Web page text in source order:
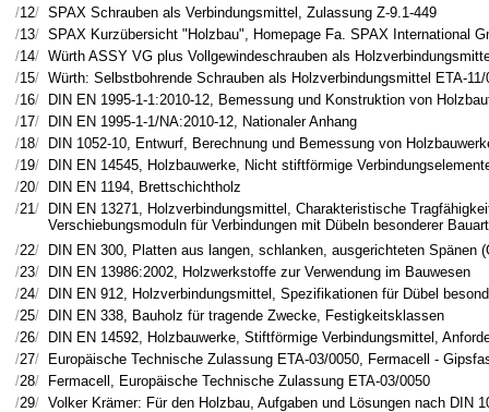
/12/ SPAX Schrauben als Verbindungsmittel, Zulassung Z-9.1-449
/13/ SPAX Kurzübersicht "Holzbau", Homepage Fa. SPAX International
/14/ Würth ASSY VG plus Vollgewindeschrauben als
/15/ Würth: Selbstbohrende Schrauben als Holzverbindungsmittel ETA-11/
/16/
DIN EN 1995-1-1:2010-12, Bemessung und Konstruktion von
/17/
DIN EN 1995-1-1/NA:2010-12, Nationaler Anhang
/18/
DIN 1052-10, Entwurf, Berechnung und Bemessung von
/19/
DIN EN 14545, Holzbauwerke, Nicht stiftförmige
/20/
DIN EN 1194, Brettschichtholz
/21/
DIN EN 13271, Holzverbindungsmittel, Charakteristische
Verschiebungsmoduln für Verbindungen mit Dübeln besonderer Bauart
/22/
DIN EN 300, Platten aus langen, schlanken, ausgerichteten Spänen
/23/
DIN EN 13986:2002, Holzwerkstoffe zur Verwendung im Bauwesen
/24/
DIN EN 912, Holzverbindungsmittel, Spezifikationen für Dübel
/25/
DIN EN 338, Bauholz für tragende Zwecke, Festigkeitsklassen
/26/
DIN EN 14592, Holzbauwerke, Stiftförmige Verbindungsmittel,
/27/
Europäische Technische Zulassung ETA-03/0050, Fermacell -
/28/
Fermacell, Europäische Technische Zulassung ETA-03/0050
/29/ Volker Krämer: Für den Holzbau, Aufgaben und Lösungen nach DIN